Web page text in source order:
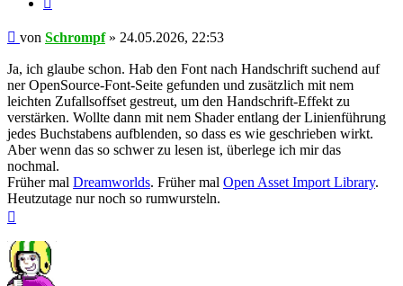
Beitrag
von Schrompf» 24.05.2026, 22:53
Ja, ich glaube schon. Hab den Font nach Handschrift suchend auf
ner OpenSource-Font-Seite gefunden und zusätzlich mit nem
leichten Zufallsoffset gestreut, um den Handschrift-Effekt zu
verstärken. Wollte dann mit nem Shader entlang der Linienführung
jedes Buchstabens aufblenden, so dass es wie geschrieben wirkt.
Aber wenn das so schwer zu lesen ist, überlege ich mir das
nochmal.
Früher mal Dreamworlds. Früher mal Open Asset Import Library.
Heutzutage nur noch so rumwursteln.